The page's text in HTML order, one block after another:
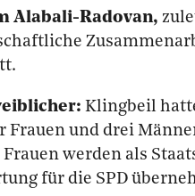
Alabali-Radovan,
Klingbeil
Frauen und drei
werden als
für die SPD